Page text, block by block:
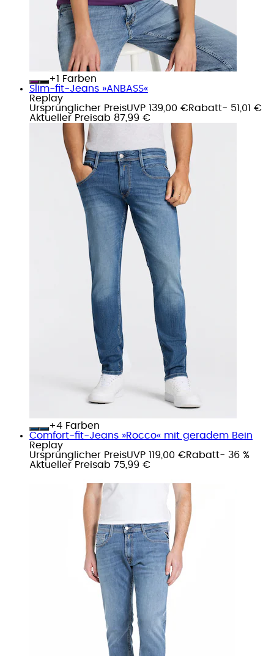
+
Farben
Slim-fit-Jeans »ANBASS«
Replay
Ursprünglicher PreisUVP 139,00 €Rabatt- 51,01 €
Aktueller Preisab 87,99 €
+
Farben
Comfort-fit-Jeans »Rocco« mit geradem Bein
Replay
Ursprünglicher PreisUVP 119,00 €Rabatt- 36 %
Aktueller Preisab 75,99 €